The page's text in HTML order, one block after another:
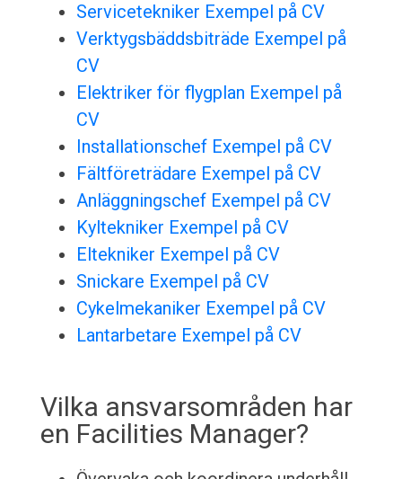
Servicetekniker Exempel på CV
Verktygsbäddsbiträde Exempel på
CV
Elektriker för flygplan Exempel på
CV
Installationschef Exempel på CV
Fältföreträdare Exempel på CV
Anläggningschef Exempel på CV
Kyltekniker Exempel på CV
Eltekniker Exempel på CV
Snickare Exempel på CV
Cykelmekaniker Exempel på CV
Lantarbetare Exempel på CV
Vilka ansvarsområden har
en Facilities Manager?